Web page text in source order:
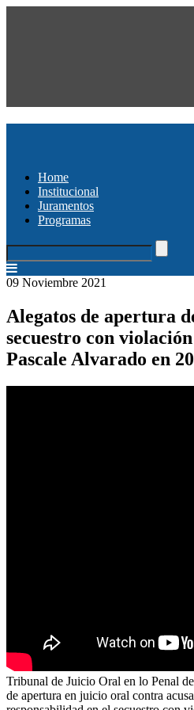
Home
Institucional
Juramentos
Programas
09 Noviembre 2021
Alegatos de apertura
secuestro con
Pascale Alvarado en
Tribunal de Juicio Oral en lo Penal
de apertura en juicio oral contra